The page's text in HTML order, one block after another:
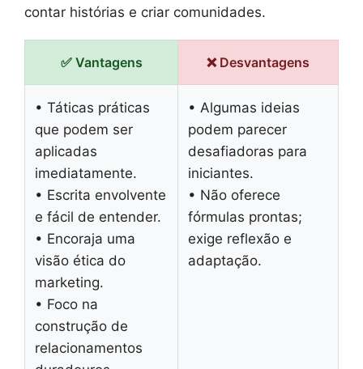
contar histórias e criar comunidades.
✅ Vantagens ❌ Desvantagens
• Táticas práticas
que podem ser
aplicadas
imediatamente.
• Escrita envolvente
e fácil de entender.
• Encoraja uma
visão ética do
marketing.
• Foco na
construção de
relacionamentos
• Algumas ideias
podem parecer
desafiadoras para
iniciantes.
• Não oferece
fórmulas prontas;
exige reflexão e
adaptação.